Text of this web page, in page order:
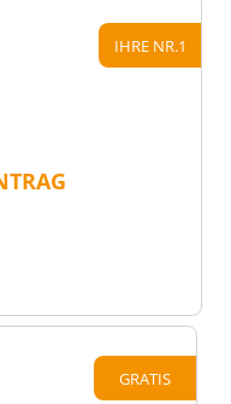
IHRE NR.1
GRATIS